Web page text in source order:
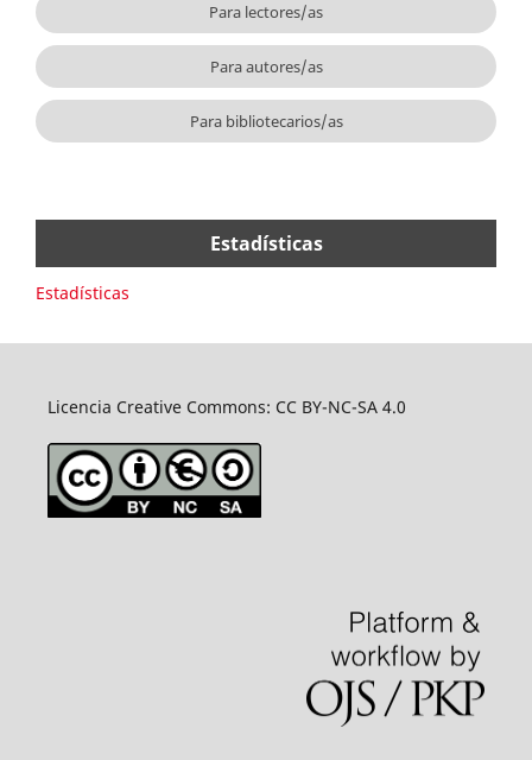
Para lectores/as
Para autores/as
Para bibliotecarios/as
Estadísticas
Estadísticas
Licencia Creative Commons: CC BY-NC-SA 4.0